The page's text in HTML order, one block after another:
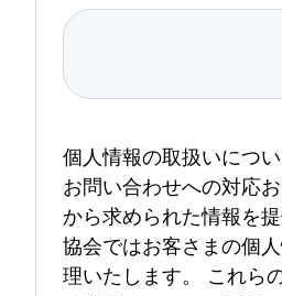
個人情報の取扱いにつ
お問い合わせへの対応
から求められた情報を
協会ではお客さまの個
理いたします。 これら